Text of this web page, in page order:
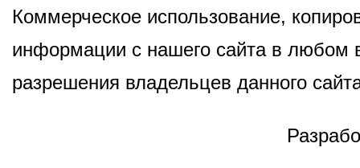
Коммерческое использование,
информации с нашего сайта в любом
разрешения владельцев данного